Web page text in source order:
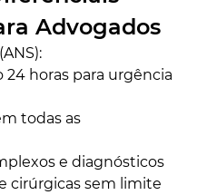
Advogados
horas para urgência
todas as
e diagnósticos
cirúrgicas sem limite